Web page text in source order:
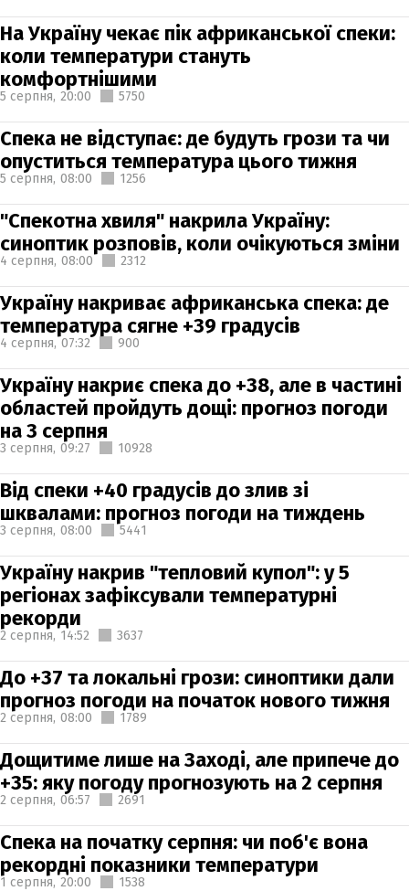
На Україну чекає пік африканської спеки:
коли температури стануть
комфортнішими
5 серпня, 20:00 5750
Спека не відступає: де будуть грози та чи
опуститься температура цього тижня
5 серпня, 08:00 1256
"Спекотна хвиля" накрила Україну:
синоптик розповів, коли очікуються зміни
4 серпня, 08:00 2312
Україну накриває африканська спека: де
температура сягне +39 градусів
4 серпня, 07:32 900
Україну накриє спека до +38, але в частині
областей пройдуть дощі: прогноз погоди
на 3 серпня
3 серпня, 09:27 10928
Від спеки +40 градусів до злив зі
шквалами: прогноз погоди на тиждень
3 серпня, 08:00 5441
Україну накрив "тепловий купол": у 5
регіонах зафіксували температурні
рекорди
2 серпня, 14:52 3637
До +37 та локальні грози: синоптики дали
прогноз погоди на початок нового тижня
2 серпня, 08:00 1789
Дощитиме лише на Заході, але припече до
+35: яку погоду прогнозують на 2 серпня
2 серпня, 06:57 2691
Спека на початку серпня: чи поб'є вона
рекордні показники температури
1 серпня, 20:00 1538